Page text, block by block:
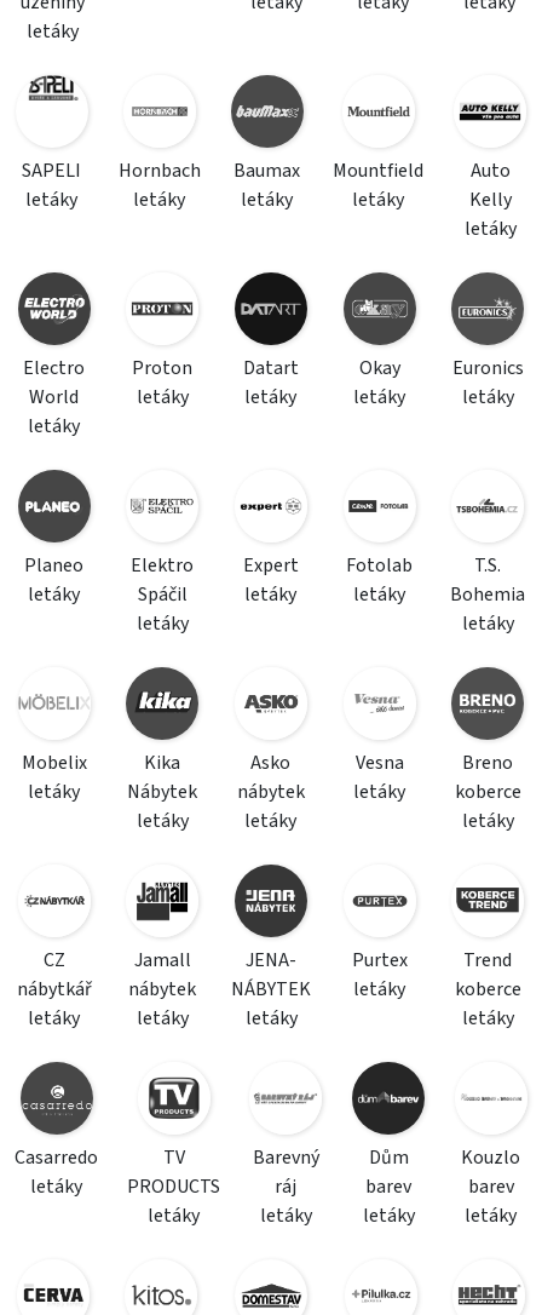
letáky
SAPELI
letáky
Hornbach
letáky
Baumax
letáky
Mountfield
letáky
Auto
Kelly
letáky
Electro
World
letáky
Proton
letáky
Datart
letáky
Okay
letáky
Euronics
letáky
Planeo
letáky
Elektro
Spáčil
letáky
Expert
letáky
Fotolab
letáky
T.S.
Bohemia
letáky
Mobelix
letáky
Kika
Nábytek
letáky
Asko
nábytek
letáky
Vesna
letáky
Breno
koberce
letáky
CZ
nábytkář
letáky
Jamall
nábytek
letáky
JENA-
NÁBYTEK
letáky
Purtex
letáky
Trend
koberce
letáky
Casarredo
letáky
TV
PRODUCTS
letáky
Barevný
ráj
letáky
Dům
barev
letáky
Kouzlo
barev
letáky